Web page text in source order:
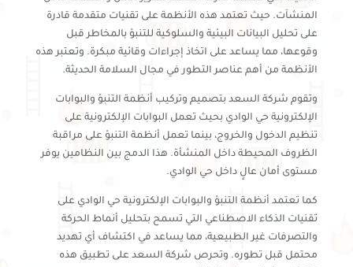
المنشآت. حيث تعتمد هذه الأنظمة على تقنيات متقدمة قادرة
على تحليل البيانات البيئية والسلوكية للتنبؤ بالمخاطر قبل
وقوعها، مما يساعد على اتخاذ إجراءات وقائية مبكرة. وتعتبر هذه
الأنظمة من أهم عناصر التطور في مجال السلامة الحديثة.
وتقوم شركة السعد بتصميم وتركيب أنظمة التنبؤ والبوابات
الإلكترونية حي الوادي بحيث تعمل البوابات الإلكترونية على
تنظيم الدخول والخروج، بينما تعمل أنظمة التنبؤ على مراقبة
الظروف المحيطة داخل المنشأة. هذا الدمج بين النظامين يوفر
مستوى أمان عالٍ داخل حي الوادي.
كما تعتمد أنظمة التنبؤ والبوابات الإلكترونية حي الوادي على
تقنيات الذكاء الاصطناعي التي تسمح بتحليل أنماط الحركة
والتصرفات غير الطبيعية، مما يساعد في اكتشاف أي تهديد
محتمل قبل تطوره. وتحرص شركة السعد على تطبيق هذه